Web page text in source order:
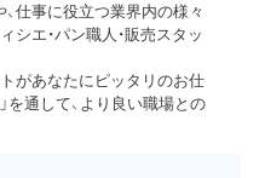
仕事に役立つ業界内の様々
シエ・パン職人・販売スタッ
があなたにピッタリのお仕
を通して、より良い職場との